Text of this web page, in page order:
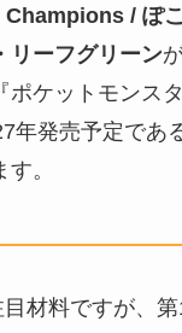
/ ぽ
リーフグリーン
ポケットモンス
年発売予定であ
。
材料ですが、